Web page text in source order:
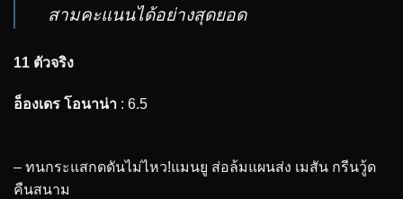
สามคะแนนได้อย่างสุดยอด
11 ตัวจริง
อ็องเดร โอนาน่า : 6.5
– ทนกระแสกดดันไม่ไหว!แมนยู ส่อล้มแผนส่ง เมสัน กรีนวู้ด
คืนสนาม